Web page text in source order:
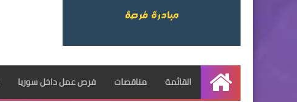
الرئيسية
القائمة مناقصات فرص عمل داخل سوريا